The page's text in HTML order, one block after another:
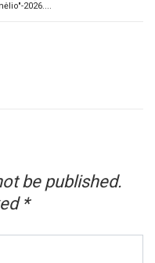
2026....
be published.
*